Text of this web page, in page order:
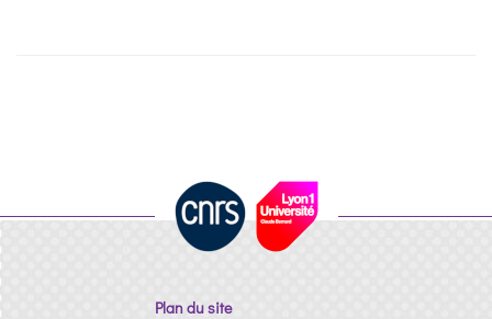
Plan du site